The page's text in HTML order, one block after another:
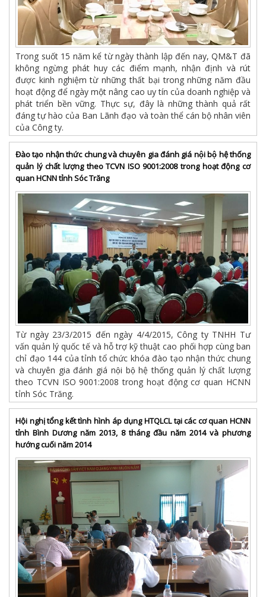
Trong suốt 15 năm kể từ ngày thành lập đến nay, QM&T đã
không ngừng phát huy các điểm mạnh, nhận định và rút
được kinh nghiệm từ những thất bại trong những năm đầu
hoạt động để ngày một nâng cao uy tín của doanh nghiệp và
phát triển bền vững. Thực sự, đây là những thành quả rất
đáng tự hào của Ban Lãnh đạo và toàn thể cán bộ nhân viên
của Công ty.
Đào tạo nhận thức chung và chuyên gia đánh giá nội bộ hệ thống
quản lý chất lượng theo TCVN ISO 9001:2008 trong hoạt động cơ
quan HCNN tỉnh Sóc Trăng
Từ ngày 23/3/2015 đến ngày 4/4/2015, Công ty TNHH Tư
vấn quản lý quốc tế và hỗ trợ kỹ thuật cao phối hợp cùng ban
chỉ đạo 144 của tỉnh tổ chức khóa đào tạo nhận thức chung
và chuyên gia đánh giá nội bộ hệ thống quản lý chất lượng
theo TCVN ISO 9001:2008 trong hoạt động cơ quan HCNN
tỉnh Sóc Trăng.
Hội nghị tổng kết tình hình áp dụng HTQLCL tại các cơ quan HCNN
tỉnh Bình Dương năm 2013, 8 tháng đầu năm 2014 và phương
hướng cuối năm 2014